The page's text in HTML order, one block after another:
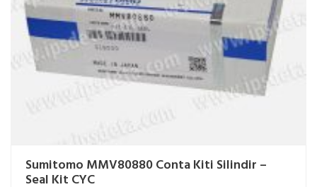
Sumitomo MMV80880 Conta Kiti Silindir –
Seal Kit CYC